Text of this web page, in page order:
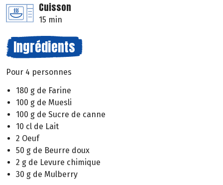
Cuisson
15 min
Ingrédients
Pour 4 personnes
180 g de Farine
100 g de Muesli
100 g de Sucre de canne
10 cl de Lait
2 Oeuf
50 g de Beurre doux
2 g de Levure chimique
30 g de Mulberry